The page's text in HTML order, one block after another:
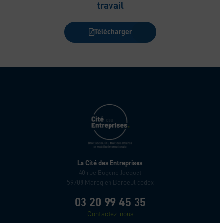
travail
Télécharger
La Cité des Entreprises
40 rue Eugène Jacquet
59708 Marcq en Baroeul cedex
03 20 99 45 35
Contactez-nous